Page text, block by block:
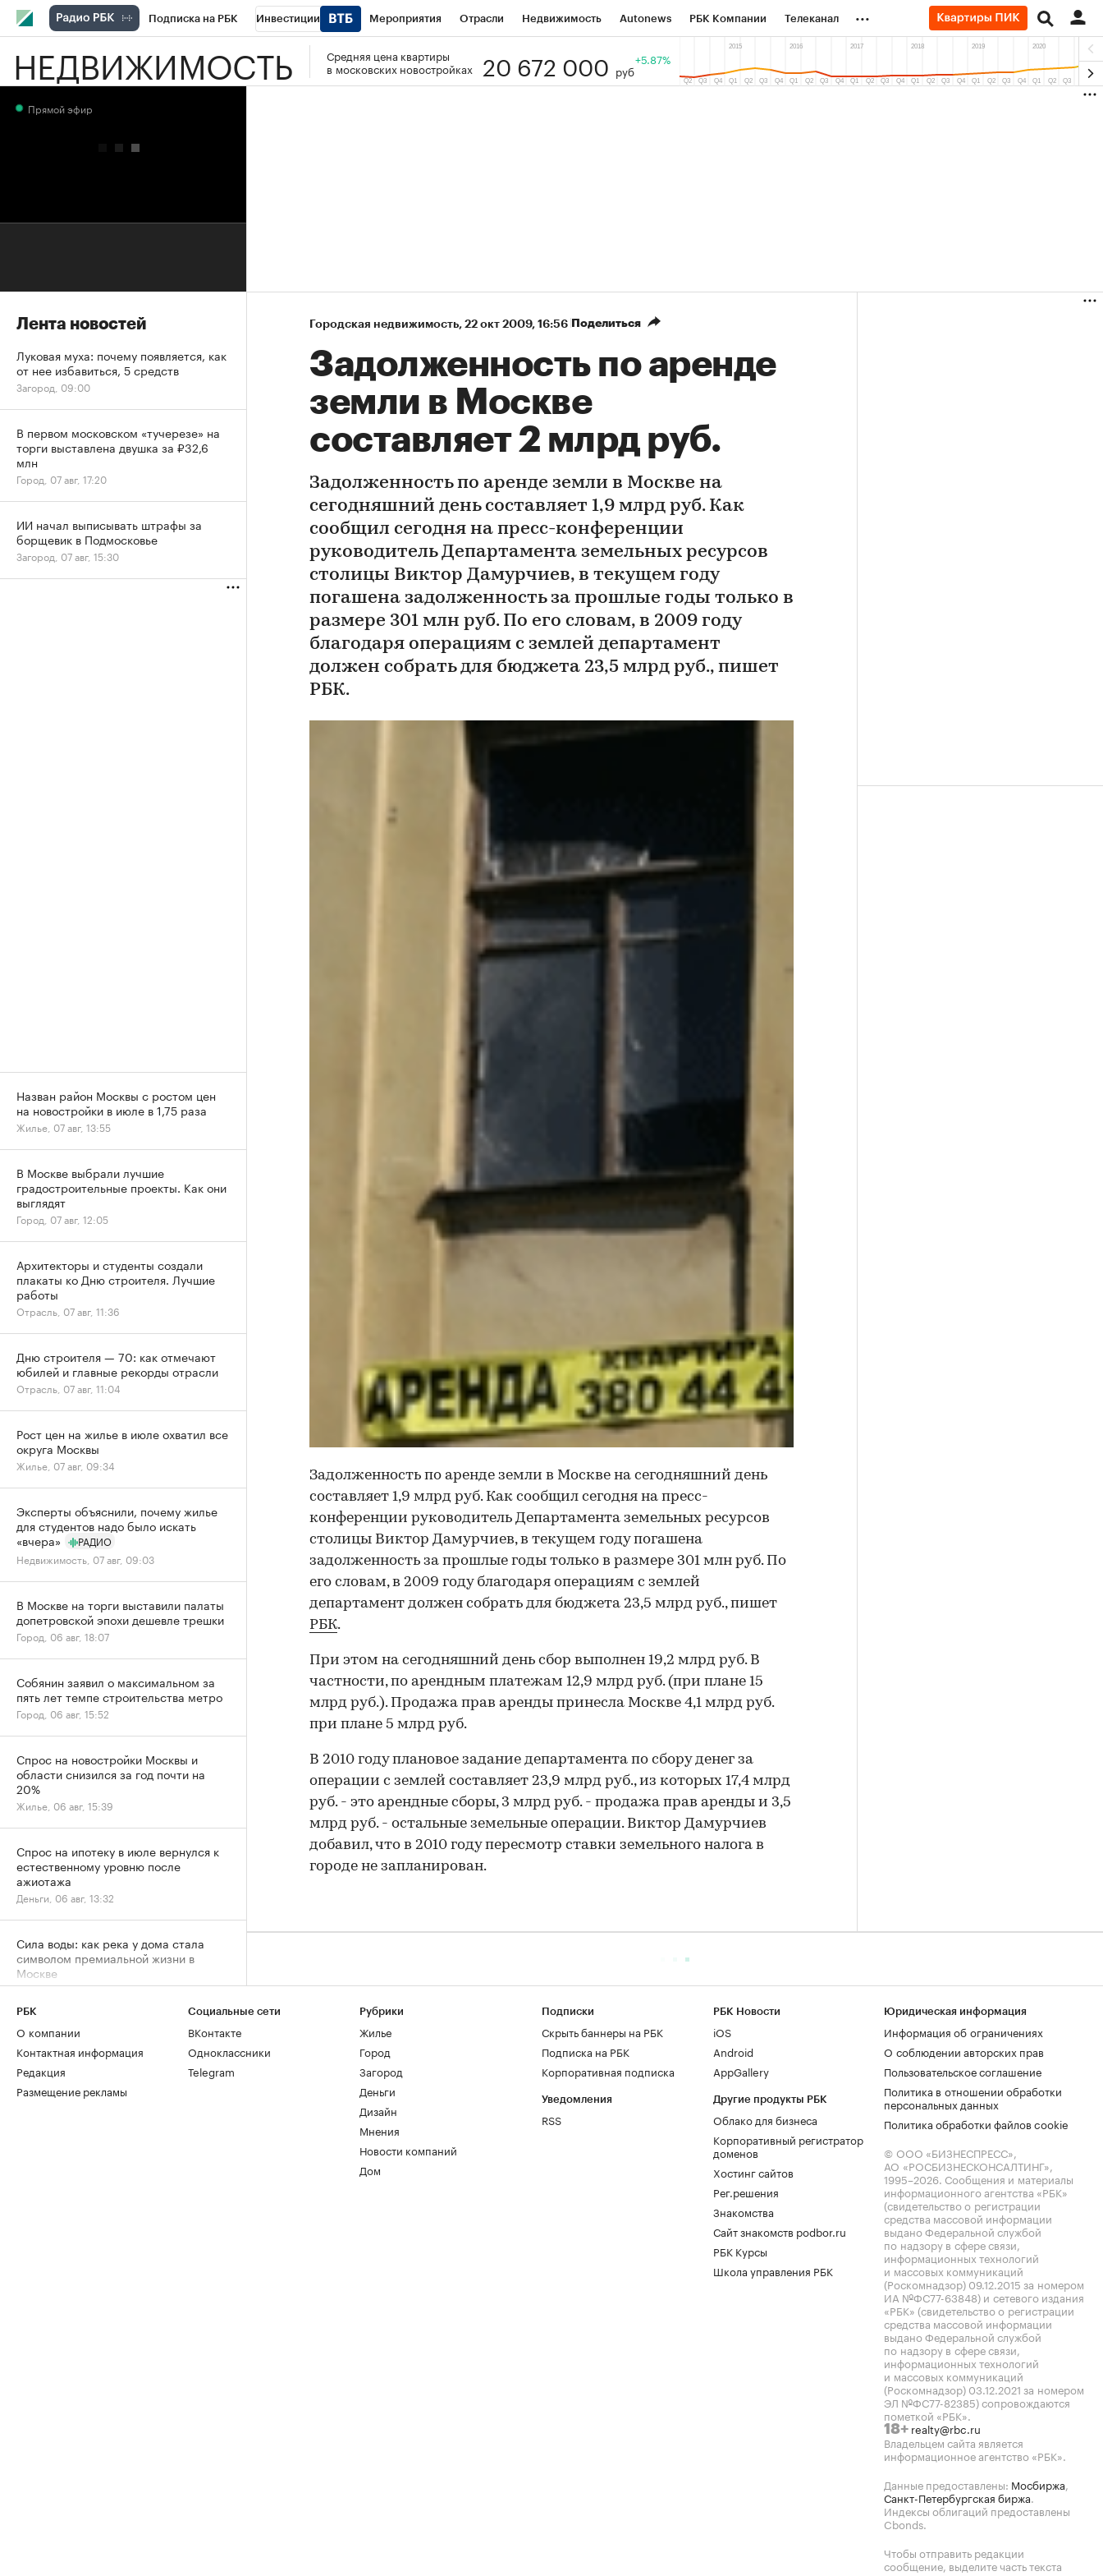
Подписка на РБК Инвестиции Мероприятия Отрасли Недвижимость Autonews РБК Компании Телеканал
РБК Вино Спорт Школа управления РБК РБК Образование Тренды
...
НЕДВИЖИМОСТЬ
Средняя цена квартиры
в московских новостройках
20 672 000 руб
+5.87%
Городская недвижимость⁠, 22 окт 2009, 16:56 Поделиться
Задолженность по аренде
земли в Москве
составляет 2 млрд руб.
Задолженность по аренде земли в Москве на
сегодняшний день составляет 1,9 млрд руб. Как
сообщил сегодня на пресс-конференции
руководитель Департамента земельных ресурсов
столицы Виктор Дамурчиев, в текущем году
погашена задолженность за прошлые годы только в
размере 301 млн руб. По его словам, в 2009 году
благодаря операциям с землей департамент
должен собрать для бюджета 23,5 млрд руб., пишет
РБК.
Задолженность по аренде земли в Москве на сегодняшний день
составляет 1,9 млрд руб. Как сообщил сегодня на пресс-
конференции руководитель Департамента земельных ресурсов
столицы Виктор Дамурчиев, в текущем году погашена
задолженность за прошлые годы только в размере 301 млн руб. По
его словам, в 2009 году благодаря операциям с землей
департамент должен собрать для бюджета 23,5 млрд руб., пишет
РБК.
При этом на сегодняшний день сбор выполнен 19,2 млрд руб. В
частности, по арендным платежам 12,9 млрд руб. (при плане 15
млрд руб.). Продажа прав аренды принесла Москве 4,1 млрд руб.
при плане 5 млрд руб.
В 2010 году плановое задание департамента по сбору денег за
операции с землей составляет 23,9 млрд руб., из которых 17,4 млрд
руб. - это арендные сборы, 3 млрд руб. - продажа прав аренды и 3,5
млрд руб. - остальные земельные операции. Виктор Дамурчиев
добавил, что в 2010 году пересмотр ставки земельного налога в
городе не запланирован.
Прямой эфир
Лента новостей
Луковая муха: почему появляется, как
от нее избавиться, 5 средств
Загород, 09:00
В первом московском «тучерезе» на
торги выставлена двушка за ₽32,6
млн
Город, 07 авг, 17:20
ИИ начал выписывать штрафы за
борщевик в Подмосковье
Загород, 07 авг, 15:30
Назван район Москвы с ростом цен
на новостройки в июле в 1,75 раза
Жилье, 07 авг, 13:55
В Москве выбрали лучшие
градостроительные проекты. Как они
выглядят
Город, 07 авг, 12:05
Архитекторы и студенты создали
плакаты ко Дню строителя. Лучшие
работы
Отрасль, 07 авг, 11:36
Дню строителя — 70: как отмечают
юбилей и главные рекорды отрасли
Отрасль, 07 авг, 11:04
Рост цен на жилье в июле охватил все
округа Москвы
Жилье, 07 авг, 09:34
Эксперты объяснили, почему жилье
для студентов надо было искать
«вчера»
РАДИО
Недвижимость, 07 авг, 09:03
В Москве на торги выставили палаты
допетровской эпохи дешевле трешки
Город, 06 авг, 18:07
Собянин заявил о максимальном за
пять лет темпе строительства метро
Город, 06 авг, 15:52
Спрос на новостройки Москвы и
области снизился за год почти на
20%
Жилье, 06 авг, 15:39
Спрос на ипотеку в июле вернулся к
естественному уровню после
ажиотажа
Деньги, 06 авг, 13:32
Сила воды: как река у дома стала
символом премиальной жизни в
Москве
Город, 06 авг, 13:05
РБК
О компании
Контактная информация
Редакция
Размещение рекламы
Социальные сети
ВКонтакте
Одноклассники
Telegram
Рубрики
Жилье
Город
Загород
Деньги
Дизайн
Мнения
Новости компаний
Дом
Подписки
Скрыть баннеры на РБК
Подписка на РБК
Корпоративная подписка
Уведомления
RSS
РБК Новости
iOS
Android
AppGallery
Другие продукты РБК
Облако для бизнеса
Корпоративный регистратор
доменов
Хостинг сайтов
Рег.решения
Знакомства
Сайт знакомств podbor.ru
РБК Курсы
Школа управления РБК
Юридическая информация
Информация об ограничениях
О соблюдении авторских прав
Пользовательское соглашение
Политика в отношении обработки
персональных данных
Политика обработки файлов cookie
© ООО «БИЗНЕСПРЕСС»,
АО «РОСБИЗНЕСКОНСАЛТИНГ»,
1995–2026. Сообщения и материалы
информационного агентства «РБК»
(свидетельство о регистрации
средства массовой информации
выдано Федеральной службой
по надзору в сфере связи,
информационных технологий
и массовых коммуникаций
(Роскомнадзор) 09.12.2015 за номером
ИА №ФС77-63848) и сетевого издания
«РБК» (свидетельство о регистрации
средства массовой информации
выдано Федеральной службой
по надзору в сфере связи,
информационных технологий
и массовых коммуникаций
(Роскомнадзор) 03.12.2021 за номером
ЭЛ №ФС77-82385) сопровождаются
пометкой «РБК».
18+ realty@rbc.ru
Владельцем сайта является
информационное агентство «РБК».
Данные предоставлены: Мосбиржа,
Санкт-Петербургская биржа.
Индексы облигаций предоставлены
Cbonds.
Чтобы отправить редакции
сообщение, выделите часть текста